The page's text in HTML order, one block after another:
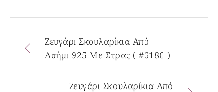
Ζευγάρι Σκουλαρίκια Από
Ασήμι 925 Με Στρας ( #6186 )
Ζευγάρι Σκουλαρίκια Από